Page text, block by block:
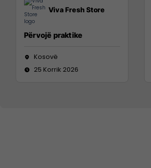
Viva Fresh Store
Përvojë praktike
Kosovë
25 Korrik 2026